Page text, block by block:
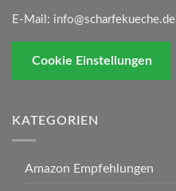
E-Mail: info@scharfekueche.de
Cookie Einstellungen
KATEGORIEN
Amazon Empfehlungen